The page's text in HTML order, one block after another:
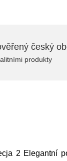
český
produkty
2 Elegantní